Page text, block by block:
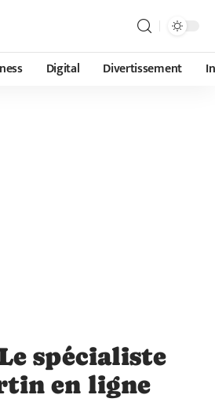
Digital Divertissement
spécialiste
en ligne